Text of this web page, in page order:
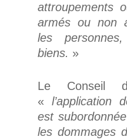
attroupements
armés ou non
les
biens. »
Le Conseil
« l’application
est
les dommages